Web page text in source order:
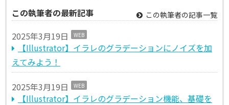
この執筆者の最新記事
この執筆者の記事一覧
2025年3月19日 WEB
【Illustrator】イラレのグラデーションにノイズを加
えてみよう！
2025年3月19日 WEB
【Illustrator】イラレのグラデーション機能、基礎を